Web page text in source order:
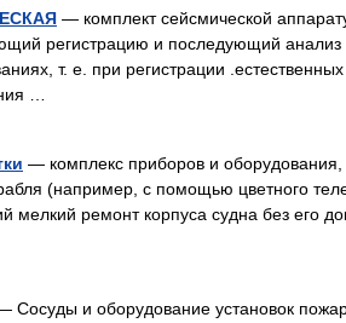
— комплект сейсмической
регистрацию и последующий анализ
т. е. при регистрации
…
— комплекс приборов и
(например, с помощью цветного
мелкий ремонт корпуса судна без его
Сосуды и оборудование установок